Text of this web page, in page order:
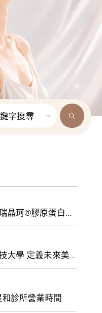
字搜尋
晶珂®膠原蛋白植
大學 定義未來美
產學共育模式 串
診所營業時間